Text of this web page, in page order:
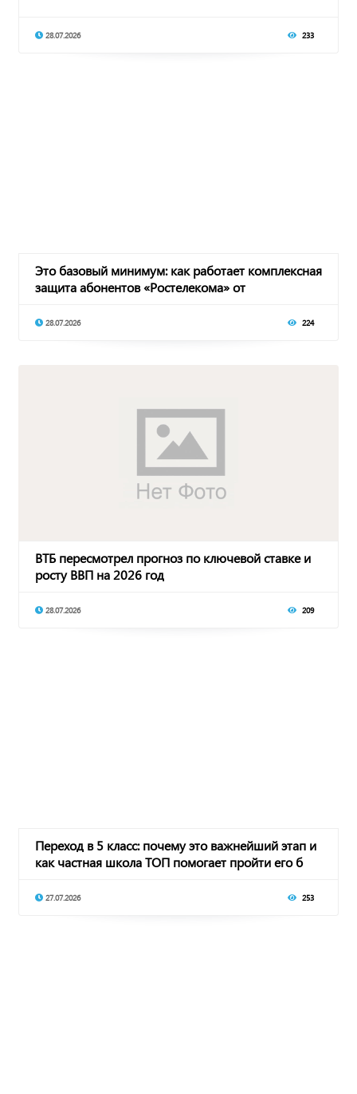
28.07.2026 233
Это базовый минимум: как работает комплексная
защита абонентов «Ростелекома» от
28.07.2026 224
ВТБ пересмотрел прогноз по ключевой ставке и
росту ВВП на 2026 год
28.07.2026 209
Переход в 5 класс: почему это важнейший этап и
как частная школа ТОП помогает пройти его б
27.07.2026 253